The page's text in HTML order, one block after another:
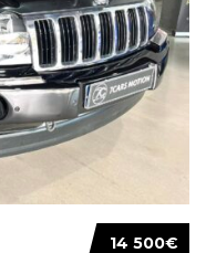
14 500€